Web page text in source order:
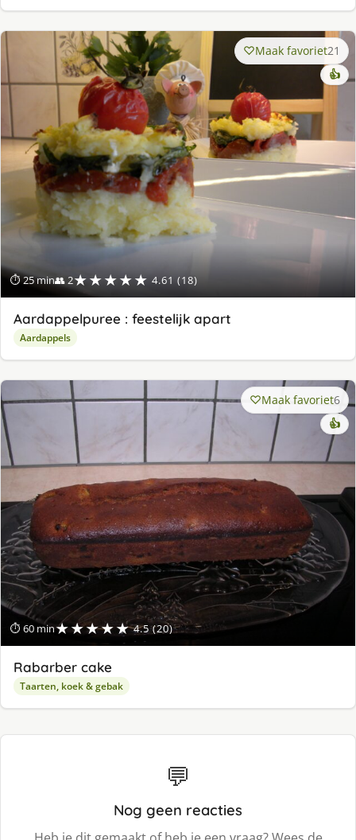
⏱ 25 min👥 2★★★★★ 4.61 (18)
Maak favoriet21
👍
Aardappelpuree : feestelijk apart
Aardappels
⏱ 60 min★★★★★ 4.5 (20)
Maak favoriet6
👍
Rabarber cake
Taarten, koek & gebak
💬
Nog geen reacties